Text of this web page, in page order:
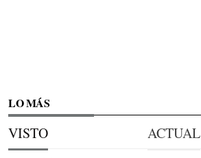
LO MÁS
VISTO ACTUAL